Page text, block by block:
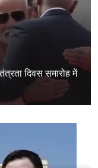
दिवस समारोह में